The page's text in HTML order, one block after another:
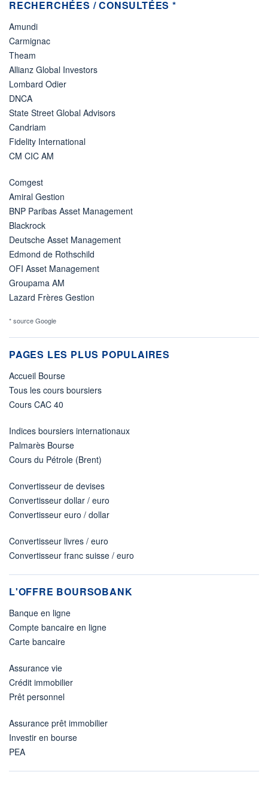
RECHERCHÉES / CONSULTÉES *
Amundi
Carmignac
Theam
Allianz Global Investors
Lombard Odier
DNCA
State Street Global Advisors
Candriam
Fidelity International
CM CIC AM
Comgest
Amiral Gestion
BNP Paribas Asset Management
Blackrock
Deutsche Asset Management
Edmond de Rothschild
OFI Asset Management
Groupama AM
Lazard Frères Gestion
* source Google
PAGES LES PLUS POPULAIRES
Accueil Bourse
Tous les cours boursiers
Cours CAC 40
Indices boursiers internationaux
Palmarès Bourse
Cours du Pétrole (Brent)
Convertisseur de devises
Convertisseur dollar / euro
Convertisseur euro / dollar
Convertisseur livres / euro
Convertisseur franc suisse / euro
L'OFFRE BOURSOBANK
Banque en ligne
Compte bancaire en ligne
Carte bancaire
Assurance vie
Crédit immobilier
Prêt personnel
Assurance prêt immobilier
Investir en bourse
PEA